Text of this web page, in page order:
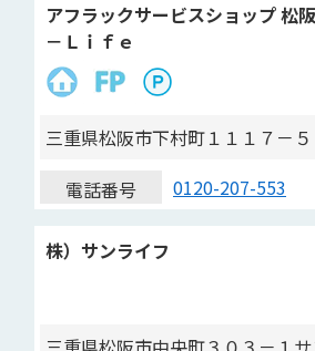
アフラックサービスショップ 松
－Ｌｉｆｅ
三重県松阪市下村町１１１７－５
電話番号
0120-207-553
株）サンライフ